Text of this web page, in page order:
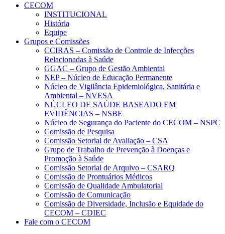
CECOM
INSTITUCIONAL
História
Equipe
Grupos e Comissões
CCIRAS – Comissão de Controle de Infecções
Relacionadas à Saúde
GGAC – Grupo de Gestão Ambiental
NEP – Núcleo de Educação Permanente
Núcleo de Vigilância Epidemiológica, Sanitária e
Ambiental – NVESA
NÚCLEO DE SAÚDE BASEADO EM
EVIDÊNCIAS – NSBE
Núcleo de Segurança do Paciente do CECOM – NSPC
Comissão de Pesquisa
Comissão Setorial de Avaliação – CSA
Grupo de Trabalho de Prevenção à Doenças e
Promoção à Saúde
Comissão Setorial de Arquivo – CSARQ
Comissão de Prontuários Médicos
Comissão de Qualidade Ambulatorial
Comissão de Comunicação
Comissão de Diversidade, Inclusão e Equidade do
CECOM – CDIEC
Fale com o CECOM